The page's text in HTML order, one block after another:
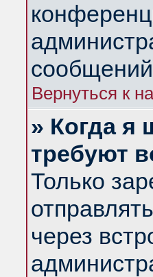
Вернуться к
» Когда я
требуют
Только
через